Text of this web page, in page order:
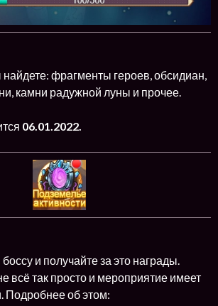
найдете: фрагменты героев, обсидиан,
камни радужной луны и прочее.
06.01.2022.
и получайте за это награды.
всё так просто и мероприятие имеет
Подробнее об этом: